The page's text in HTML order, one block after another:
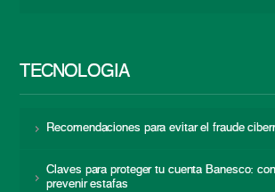
TECNOLOGÍA
Recomendaciones para evitar el fraude
Claves para proteger tu cuenta Banesco:
prevenir estafas